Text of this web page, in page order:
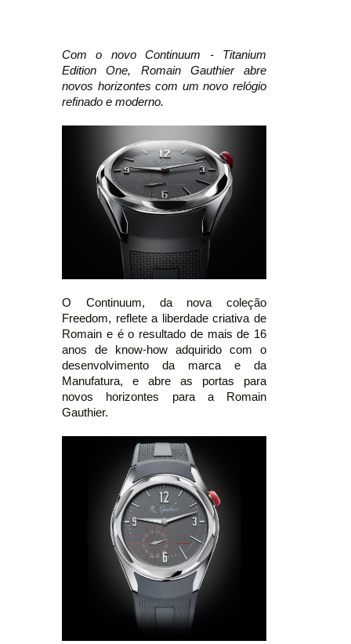
Com o novo Continuum - Titanium
Edition One, Romain Gauthier abre
novos horizontes com um novo relógio
refinado e moderno.
O Continuum, da nova coleção
Freedom, reflete a liberdade criativa de
Romain e é o resultado de mais de 16
anos de know-how adquirido com o
desenvolvimento da marca e da
Manufatura, e abre as portas para
novos horizontes para a Romain
Gauthier.